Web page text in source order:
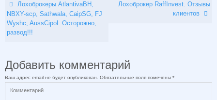
Лохоброкеры AtlantivaBH,
NBXY-scp, Sathwala, CaipSG, FJ
Wyshc, AussCipol. Осторожно,
развод!!!
Лохоброкер RaffInvest. Отзывы
клиентов
Добавить комментарий
Ваш адрес email не будет опубликован. Обязательные поля помечены *